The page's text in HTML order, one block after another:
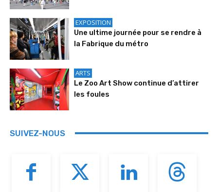
EXPOSITION
Une ultime journée pour se rendre à
la Fabrique du métro
ARTS
Le Zoo Art Show continue d’attirer
les foules
SUIVEZ-NOUS